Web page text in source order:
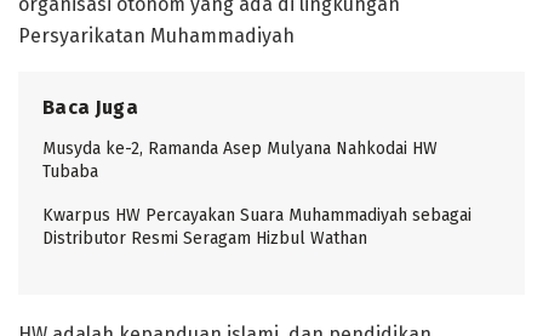
organisasi otonom yang ada di lingkungan
Persyarikatan Muhammadiyah
Baca Juga
Musyda ke-2, Ramanda Asep Mulyana Nahkodai HW
Tubaba
Kwarpus HW Percayakan Suara Muhammadiyah sebagai
Distributor Resmi Seragam Hizbul Wathan